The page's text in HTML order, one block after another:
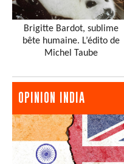
Brigitte Bardot, sublime
bête humaine. L’édito de
Michel Taube
OPINION INDIA